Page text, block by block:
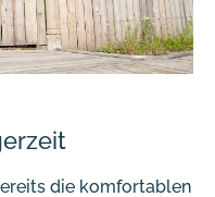
die komfortablen